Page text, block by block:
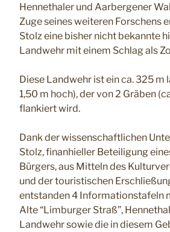
Hennethaler und Aarbergener
Zuge seines weiteren Forschens
Stolz eine bisher nicht bekannte
Landwehr mit einem Schlag als
Diese Landwehr ist ein ca. 325 m
1,50 m hoch), der von 2 Gräben
flankiert wird.
Dank der wissenschaftlichen
Stolz, finanhieller Beteiligung
Bürgers, aus Mitteln des
und der touristischen
entstanden 4 Informationstafeln
Alte “Limburger Straß”,
Landwehr sowie die in diesem